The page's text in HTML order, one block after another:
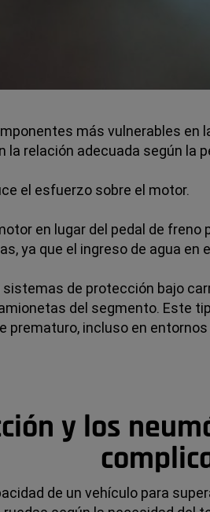
más vulnerables en
relación adecuada según la
el esfuerzo sobre el motor.
en lugar del pedal de
ya que el ingreso de agua
de protección bajo
del segmento. Este
incluso en
y los
de un vehículo para